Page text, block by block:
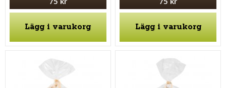
Lägg i varukorg Lägg i varukorg